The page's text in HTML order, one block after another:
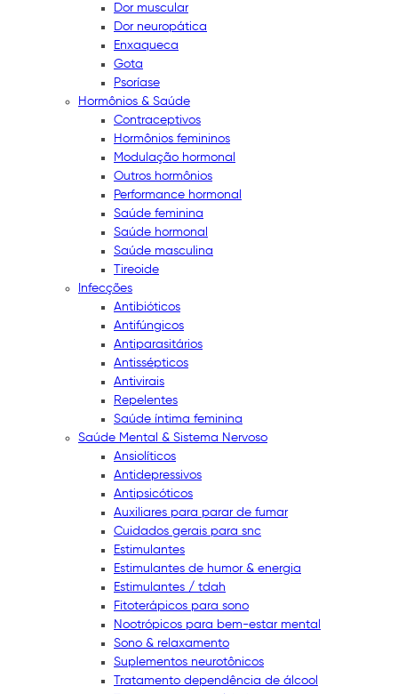
Dor muscular
Dor neuropática
Enxaqueca
Gota
Psoríase
Hormônios & Saúde
Contraceptivos
Hormônios femininos
Modulação hormonal
Outros hormônios
Performance hormonal
Saúde feminina
Saúde hormonal
Saúde masculina
Tireoide
Infecções
Antibióticos
Antifúngicos
Antiparasitários
Antissépticos
Antivirais
Repelentes
Saúde íntima feminina
Saúde Mental & Sistema Nervoso
Ansiolíticos
Antidepressivos
Antipsicóticos
Auxiliares para parar de fumar
Cuidados gerais para snc
Estimulantes
Estimulantes de humor & energia
Estimulantes / tdah
Fitoterápicos para sono
Nootrópicos para bem-estar mental
Sono & relaxamento
Suplementos neurotônicos
Tratamento dependência de álcool